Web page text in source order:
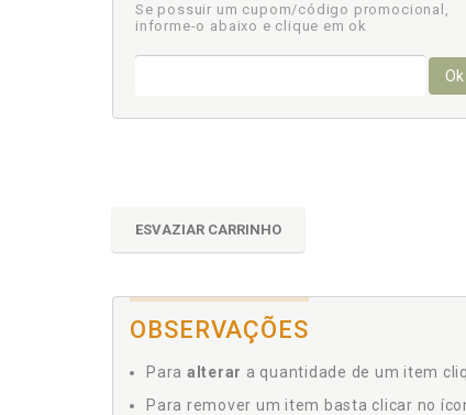
Se possuir um cupom/código promocional,
informe-o abaixo e clique em ok
Ok
ESVAZIAR CARRINHO
OBSERVAÇÕES
Para alterar a quantidade de um item
Para remover um item basta clicar no